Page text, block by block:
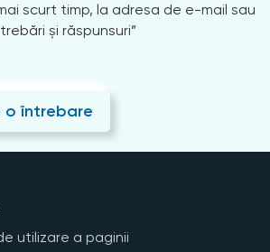
scurt timp, la adresa de e-mail sau
și răspunsuri”
o întrebare
utilizare a paginii